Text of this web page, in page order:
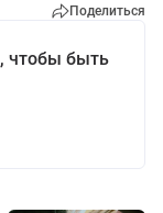
Поделиться
, чтобы быть